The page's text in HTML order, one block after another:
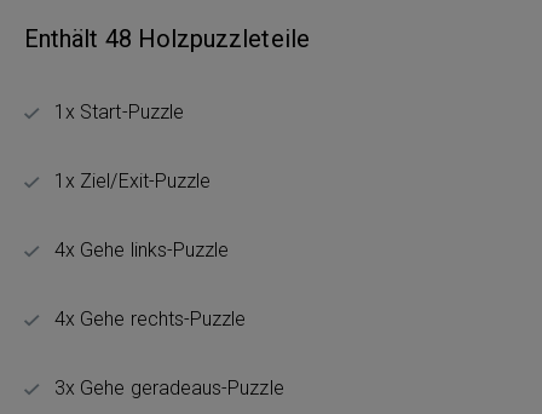
Enthält 48 Holzpuzzleteile
1x Start-Puzzle
1x Ziel/Exit-Puzzle
4x Gehe links-Puzzle
4x Gehe rechts-Puzzle
3x Gehe geradeaus-Puzzle